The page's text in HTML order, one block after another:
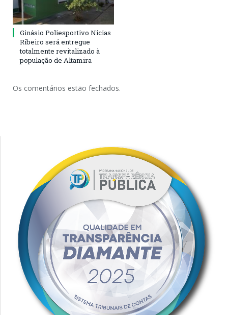
Ginásio Poliesportivo Nicias
Ribeiro será entregue
totalmente revitalizado à
população de Altamira
Os comentários estão fechados.